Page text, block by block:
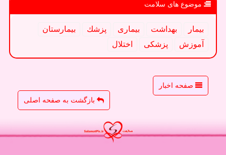
موضوع های سلامت
بیمار بهداشت بیماری پزشك
بیمارستان
آموزش
پزشكی اختلال
صفحه اخبار
بازگشت به صفحه اصلی